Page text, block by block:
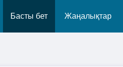
Басты бет Жаңалықтар